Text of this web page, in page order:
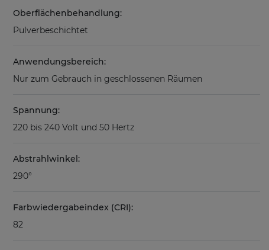
Oberflächenbehandlung:
Pulverbeschichtet
Anwendungsbereich:
Nur zum Gebrauch in geschlossenen Räumen
Spannung:
220 bis 240 Volt und 50 Hertz
Abstrahlwinkel:
290°
Farbwiedergabeindex (CRI):
82